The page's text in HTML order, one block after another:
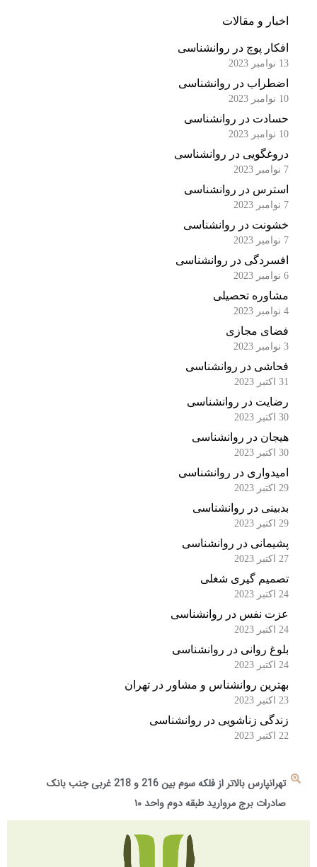
اخبار و مقالات
افکار پوچ در روانشناسی
اضطراب در روانشناسی
حسادت در روانشناسی
دروغگویی در روانشناسی
استرس در روانشناسی
خشونت در روانشناسی
افسردگی در روانشناسی
مشاوره تحصیلی
فضای مجازی
فحاشی در روانشناسی
رضایت در روانشناسی
هیجان در روانشناسی
امیدواری در روانشناسی
بدبینی در روانشناسی
پشیمانی در روانشناسی
تصمیم گیری شغلی
عزت نفس در روانشناسی
بلوغ روانی در روانشناسی
بهترین روانشناس و مشاور در تهران
زندگی زناشویی در روانشناسی
تهرانپارس بالاتر از فلکه سوم بین 216 و 218 غربی جنب بانک
صادرات برج مروارید طبقه دوم واحد ۱۰